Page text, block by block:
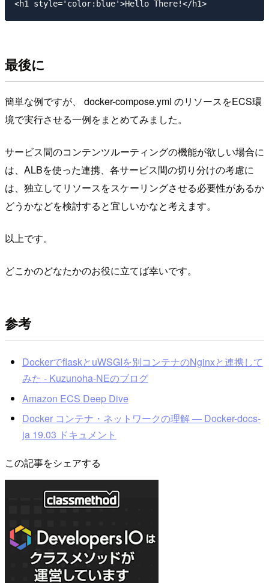
最後に
簡単な例ですが、 docker-compose.yml のリソースをECS環
境で実行させる一例をまとめてみました。
サービス間のコンテンツルーティングの機能が欲しい場合に
は、ALBを使った連携、各サービス間の切り分けの考慮に
は、独立してリソースをスケーリングさせる必要性があるか
どうかなどを検討すると宜しいかなと考えます。
以上です。
どこかのどなたかのお役に立てば幸いです。
参考
DockerでflaskとuWSGIを別コンテナのNginxと連携して
みた - Kuzunoha-NEのブログ
Amazon ECS Deep Dive
Docker コンテナ・ネットワークの理解 — Docker-docs-
ja 19.03 ドキュメント
この記事をシェアする